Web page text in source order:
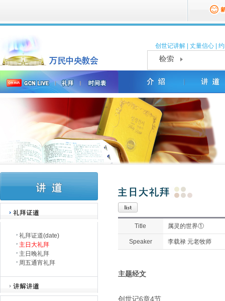
创世记讲解 丈量信心
礼拜证道(date)
主日大礼拜
主日晚礼拜
周五通宵礼拜
Title 属灵的世界①
Speaker 李载禄 元老牧师
主题经文
创世记6章4节